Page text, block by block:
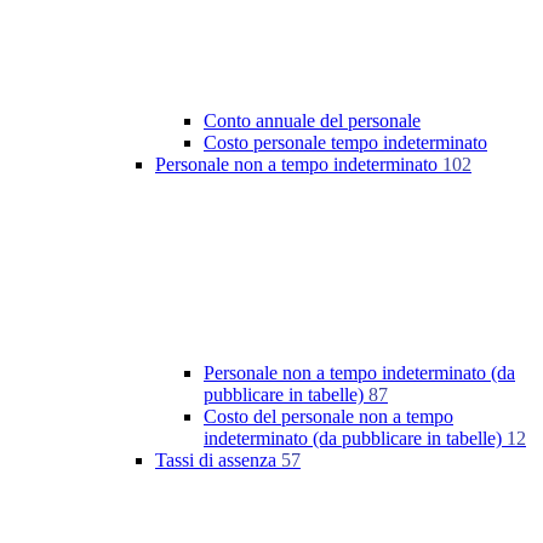
Conto annuale del personale
Costo personale tempo indeterminato
Personale non a tempo indeterminato 102
Personale non a tempo indeterminato (da
pubblicare in tabelle) 87
Costo del personale non a tempo
indeterminato (da pubblicare in tabelle) 12
Tassi di assenza 57